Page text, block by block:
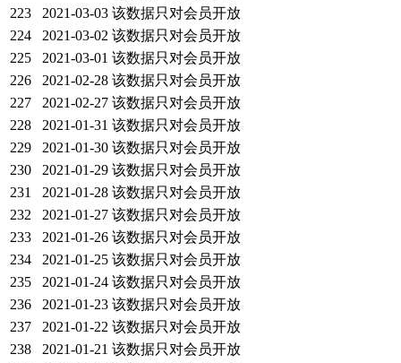
223
2021-03-03 该数据只对会员开放
224
2021-03-02 该数据只对会员开放
225
2021-03-01 该数据只对会员开放
226
2021-02-28 该数据只对会员开放
227
2021-02-27 该数据只对会员开放
228
2021-01-31 该数据只对会员开放
229
2021-01-30 该数据只对会员开放
230
2021-01-29 该数据只对会员开放
231
2021-01-28 该数据只对会员开放
232
2021-01-27 该数据只对会员开放
233
2021-01-26 该数据只对会员开放
234
2021-01-25 该数据只对会员开放
235
2021-01-24 该数据只对会员开放
236
2021-01-23 该数据只对会员开放
237
2021-01-22 该数据只对会员开放
238
2021-01-21 该数据只对会员开放